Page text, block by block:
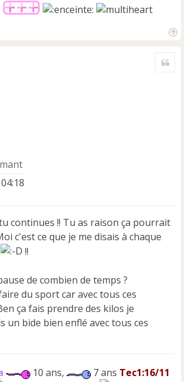
continues !! Tu as raison ça pourrait
c'est ce que je me disais à chaque
!!
de combien de temps ?
du sport car avec tous ces
ça fais prendre des kilos je
un bide bien enflé avec tous ces
10 ans, 7 ans Tec1:16/11